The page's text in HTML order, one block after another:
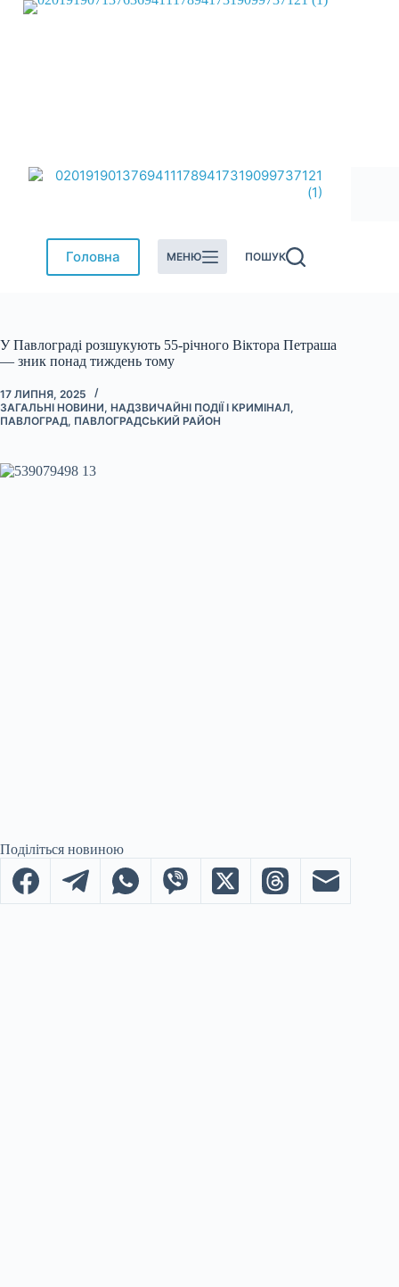
Перейти
Головна МЕНЮ ПОШУК
У Павлограді розшукують 55-річного Віктора Петраша
— зник понад тиждень тому
17 ЛИПНЯ, 2025
ЗАГАЛЬНІ НОВИНИ, НАДЗВИЧАЙНІ ПОДІЇ І КРИМІНАЛ,
ПАВЛОГРАД, ПАВЛОГРАДСЬКИЙ РАЙОН
Поділіться новиною